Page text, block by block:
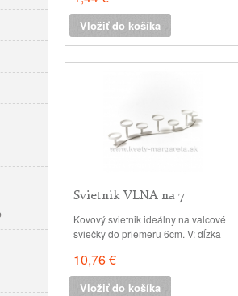
povrchu sa môžu vyskytovať určité
nedokonalosti farebného nástreku
čo sme zohľadnili v cene.
Vložiť do košíka
Svietnik VLNA na 7
Kovový svietnik ideálny na valcové
sviečky do priemeru 6cm. V: dĺžka
10,76 €
Vložiť do košíka